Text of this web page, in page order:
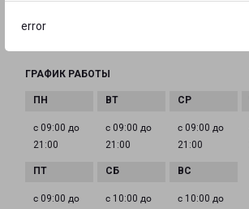
error
ГРАФИК РАБОТЫ
с 09:00 до
21:00
с 09:00 до
21:00
с 09:00 до
21:00
с 09:00 до
с 10:00 до
с 10:00 до